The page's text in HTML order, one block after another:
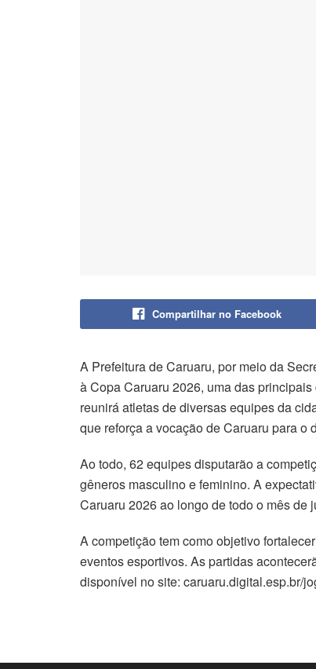
Compartilhar no Facebook
A Prefeitura de Caruaru, por meio da
à Copa Caruaru 2026, uma das
reunirá atletas de diversas equipes da
que reforça a vocação de Caruaru para o
Ao todo, 62 equipes disputarão a
gêneros masculino e feminino. A
Caruaru 2026 ao longo de todo o mês de
A competição tem como objetivo
eventos esportivos. As partidas
disponível no site: caruaru.digital.esp.br/